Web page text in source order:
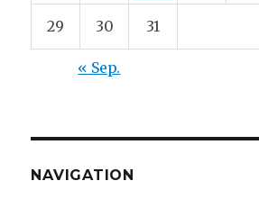
29 30 31
« Sep.
NAVIGATION